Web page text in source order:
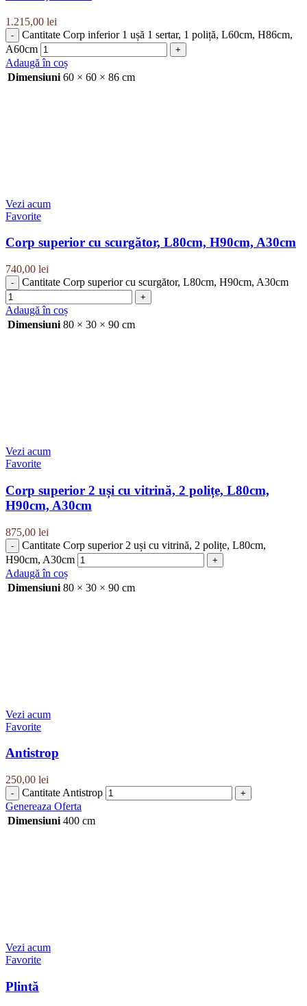
1.215,00 lei
Cantitate Corp inferior 1 ușă 1 sertar, 1 poliță, L60cm, H86cm,
A60cm
Adaugă în coș
Dimensiuni 60 × 60 × 86 cm
Vezi acum
Favorite
Corp superior cu scurgător, L80cm, H90cm, A30cm
740,00 lei
Cantitate Corp superior cu scurgător, L80cm, H90cm, A30cm
Adaugă în coș
Dimensiuni 80 × 30 × 90 cm
Vezi acum
Favorite
Corp superior 2 uși cu vitrină, 2 polițe, L80cm,
H90cm, A30cm
875,00 lei
Cantitate Corp superior 2 uși cu vitrină, 2 polițe, L80cm,
H90cm, A30cm
Adaugă în coș
Dimensiuni 80 × 30 × 90 cm
Vezi acum
Favorite
Antistrop
250,00 lei
Cantitate Antistrop
Genereaza Oferta
Dimensiuni 400 cm
Vezi acum
Favorite
Plintă